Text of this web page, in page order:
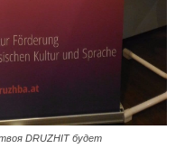
DRUZHIT будет